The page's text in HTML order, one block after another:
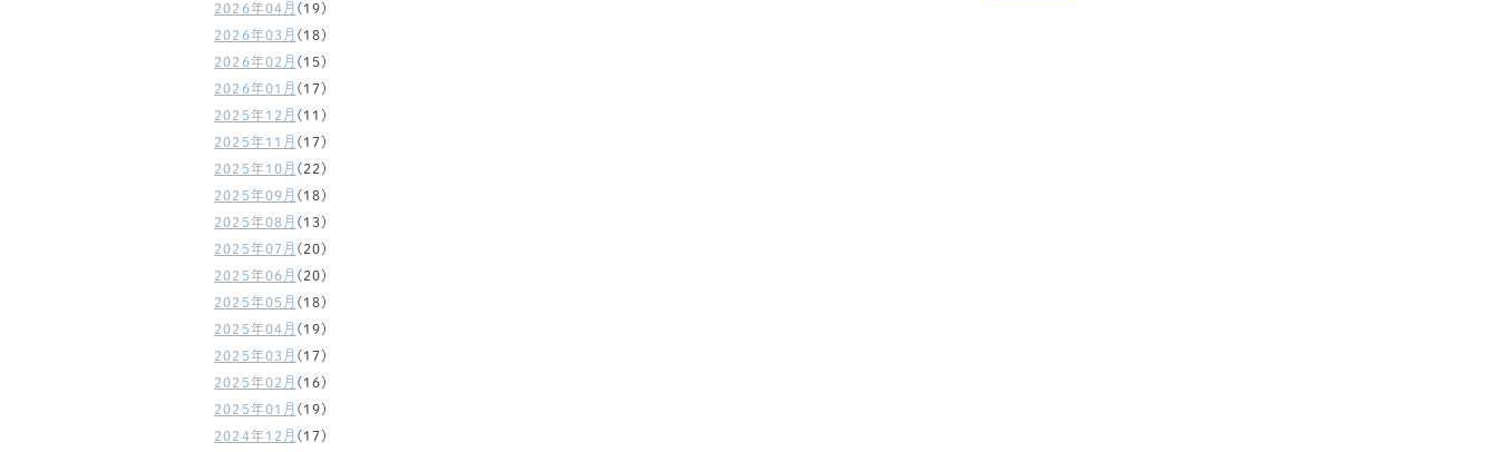
2026年04月 (19)
2026年03月 (18)
2026年02月 (15)
2026年01月 (17)
2025年12月 (11)
2025年11月 (17)
2025年10月 (22)
2025年09月 (18)
2025年08月 (13)
2025年07月 (20)
2025年06月 (20)
2025年05月 (18)
2025年04月 (19)
2025年03月 (17)
2025年02月 (16)
2025年01月 (19)
2024年12月 (17)